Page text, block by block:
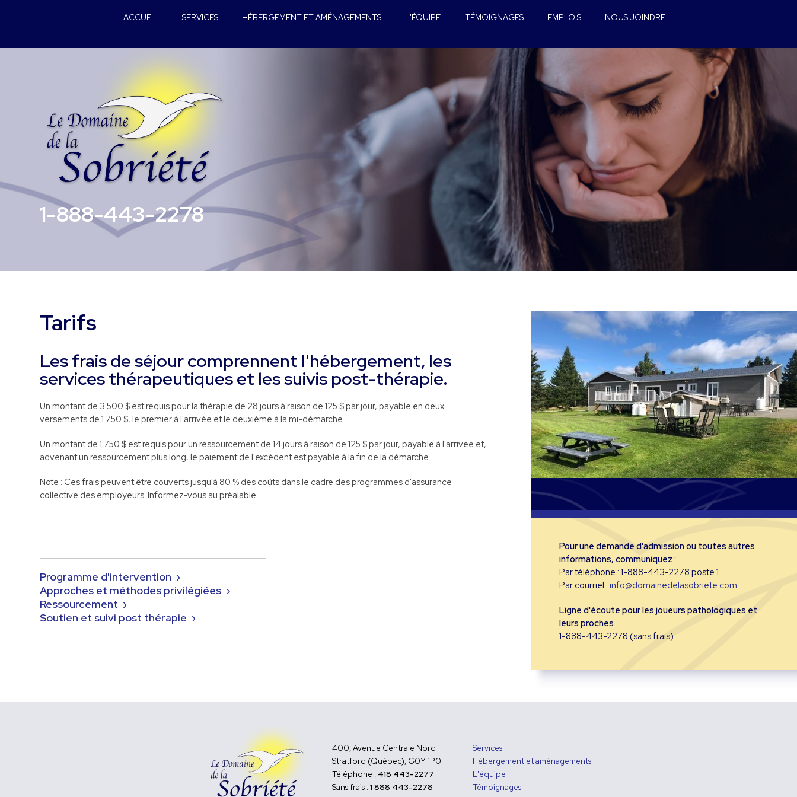
ACCUEIL SERVICES HÉBERGEMENT ET AMÉNAGEMENTS L'ÉQUIPE TÉMOIGNAGES EMPLOIS NOUS JOINDRE
1-888-443-2278
Tarifs
Les frais de séjour comprennent l'hébergement, les
services thérapeutiques et les suivis post-thérapie.
Un montant de 3 500 $ est requis pour la thérapie de 28 jours à raison de 125 $ par jour, payable en deux
versements de 1 750 $, le premier à l'arrivée et le deuxième à la mi-démarche.
Un montant de 1 750 $ est requis pour un ressourcement de 14 jours à raison de 125 $ par jour, payable à l'arrivée et,
advenant un ressourcement plus long, le paiement de l'excédent est payable à la fin de la démarche.
Note : Ces frais peuvent être couverts jusqu'à 80 % des coûts dans le cadre des programmes d'assurance
collective des employeurs. Informez-vous au préalable.
Programme d'intervention ›
Approches et méthodes privilégiées ›
Ressourcement ›
Soutien et suivi post thérapie ›
Pour une demande d'admission ou toutes autres
informations, communiquez :
Par téléphone : 1-888-443-2278 poste 1
Par courriel :info@domainedelasobriete.com
Ligne d'écoute pour les joueurs pathologiques et
leurs proches
1-888-443-2278 (sans frais).
400, Avenue Centrale Nord
Stratford (Québec), G0Y 1P0
Téléphone : 418 443-2277
Sans frais :1 888 443-2278
Services
Hébergement et aménagements
L'équipe
Témoignages